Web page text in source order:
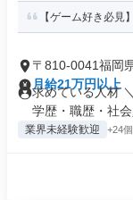
【ゲーム好き必見
〒810-0041福岡
月給21万円以上
求めている人材
学歴・職歴・社会
業界未経験歓迎 +24個